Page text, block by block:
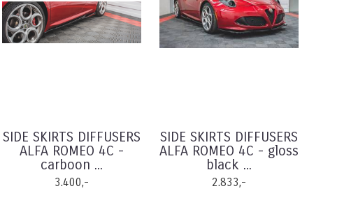
SIDE SKIRTS DIFFUSERS
ALFA ROMEO 4C -
carboon ...
3.400,-
SIDE SKIRTS DIFFUSERS
ALFA ROMEO 4C - gloss
black ...
2.833,-